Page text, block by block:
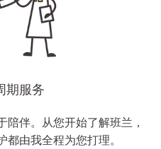
期服务
陪伴。从您开始了解班兰，
由我全程为您打理。